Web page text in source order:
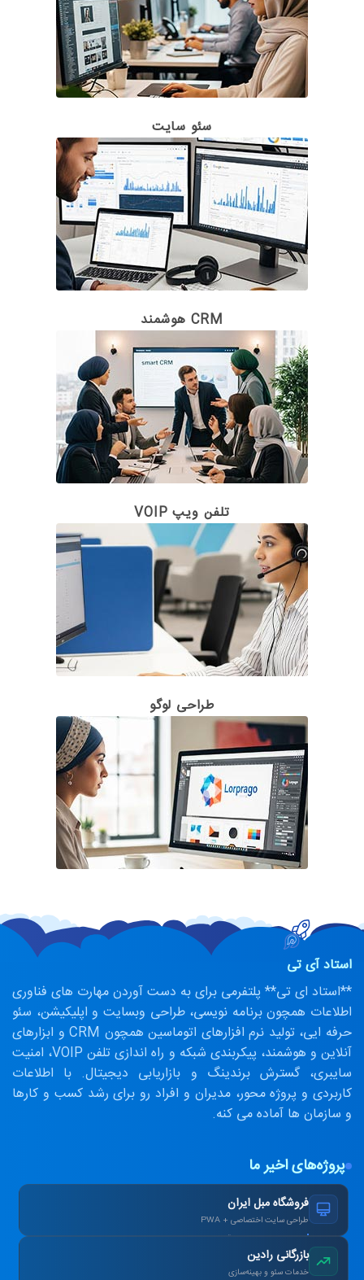
سئو سایت
CRM هوشمند
تلفن ویپ VOIP
طراحی لوگو
استاد آی تی
**استاد ای تی** پلتفرمی برای به دست آوردن مهارت های فناوری
اطلاعات همچون برنامه نویسی، طراحی وبسایت و اپلیکیشن، سئو
حرفه ایی، تولید نرم افزارهای اتوماسین همچون CRM و ابزارهای
آنلاین و هوشمند، پیکربندی شبکه و راه اندازی تلفن VOIP، امنیت
سایبری، گسترش برندینگ و بازاریابی دیجیتال. با اطلاعات
کاربردی و پروژه محور، مدیران و افراد رو برای رشد کسب و کارها
و سازمان ها آماده می کنه.
پروژه‌های اخیر ما
فروشگاه مبل ایران
طراحی سایت اختصاصی + PWA
بازرگانی رادین
خدمات سئو و بهینه‌سازی